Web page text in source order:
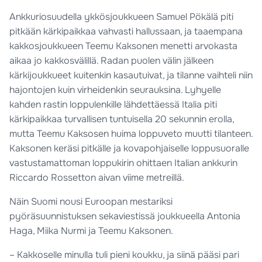
Ankkuriosuudella ykkösjoukkueen Samuel Pökälä piti
pitkään kärkipaikkaa vahvasti hallussaan, ja taaempana
kakkosjoukkueen Teemu Kaksonen menetti arvokasta
aikaa jo kakkosvälillä. Radan puolen välin jälkeen
kärkijoukkueet kuitenkin kasautuivat, ja tilanne vaihteli niin
hajontojen kuin virheidenkin seurauksina. Lyhyelle
kahden rastin loppulenkille lähdettäessä Italia piti
kärkipaikkaa turvallisen tuntuisella 20 sekunnin erolla,
mutta Teemu Kaksosen huima loppuveto muutti tilanteen.
Kaksonen keräsi pitkälle ja kovapohjaiselle loppusuoralle
vastustamattoman loppukirin ohittaen Italian ankkurin
Riccardo Rossetton aivan viime metreillä.
Näin Suomi nousi Euroopan mestariksi
pyöräsuunnistuksen sekaviestissä joukkueella Antonia
Haga, Miika Nurmi ja Teemu Kaksonen.
– Kakkoselle minulla tuli pieni koukku, ja siinä pääsi pari